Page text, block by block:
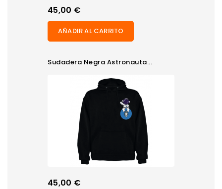
Precio
45,00 €
AÑADIR AL CARRITO
Sudadera Negra Astronauta...
Precio
45,00 €